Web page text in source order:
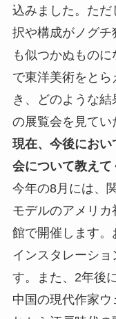
込みました。ただ
択や構成がノグチ
も似つかぬもの
で東洋美術をとら
き、どのような
の展覧会を見てい
現在、今後にお
会について教えて
今年の8月には、
モデルのアメリ
館で開催します。
インスタレーシ
す。また、2年後
中国の現代作家